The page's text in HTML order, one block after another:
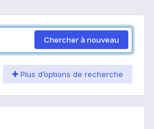
Chercher à nouveau
Plus d’options de recherche